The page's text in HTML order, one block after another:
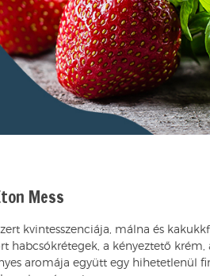
Mess
kvintesszenciája, málna és
habcsókrétegek, a kényeztető krém,
aromája együtt egy hihetetlenül